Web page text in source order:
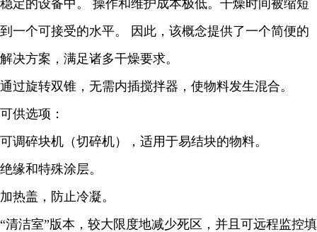
稳定的设备中。 操作和维护成本极低。干燥时间被缩短
到一个可接受的水平。 因此，该概念提供了一个简便的
解决方案，满足诸多干燥要求。
通过旋转双锥，无需内插搅拌器，使物料发生混合。
可供选项：
可调碎块机（切碎机），适用于易结块的物料。
绝缘和特殊涂层。
加热盖，防止冷凝。
“清洁室”版本，较大限度地减少死区，并且可远程监控填